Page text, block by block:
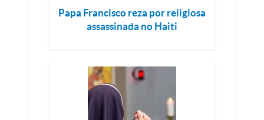
Papa Francisco reza por religiosa
assassinada no Haiti